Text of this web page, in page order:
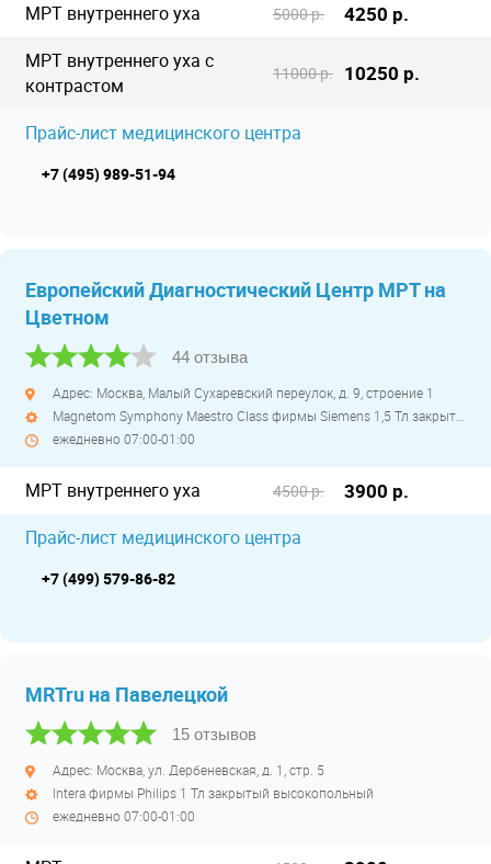
МРТ внутреннего уха 5000 р. 4250 р.
МРТ внутреннего уха с
контрастом
11000 р. 10250 р.
Прайс-лист медицинского центра
+7 (495) 989-51-94
Европейский Диагностический Центр МРТ на
Цветном
44 отзыва
Адрес: Москва, Малый Сухаревский переулок, д. 9, строение 1
ежедневно 07:00-01:00
МРТ внутреннего уха 4500 р. 3900 р.
Прайс-лист медицинского центра
+7 (499) 579-86-82
MRTru на Павелецкой
15 отзывов
Адрес: Москва, ул. Дербеневская, д. 1, стр. 5
Intera фирмы Philips 1 Тл закрытый высокопольный
ежедневно 07:00-01:00